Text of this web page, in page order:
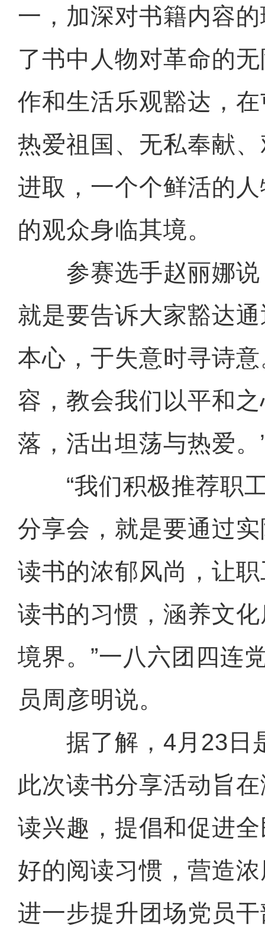
一，加深对书籍内容
了书中人物对革命的
作和生活乐观豁达，
热爱祖国、无私奉献
进取，一个个鲜活的
的观众身临其境。
参赛选手赵丽娜说
就是要告诉大家豁达
本心，于失意时寻诗
容，教会我们以平和
落，活出坦荡与热爱。
“我们积极推荐职工
分享会，就是要通过
读书的浓郁风尚，让
读书的习惯，涵养文
境界。”一八六团四连
员周彦明说。
据了解，4月23日
此次读书分享活动旨
读兴趣，提倡和促进
好的阅读习惯，营造
进一步提升团场党员